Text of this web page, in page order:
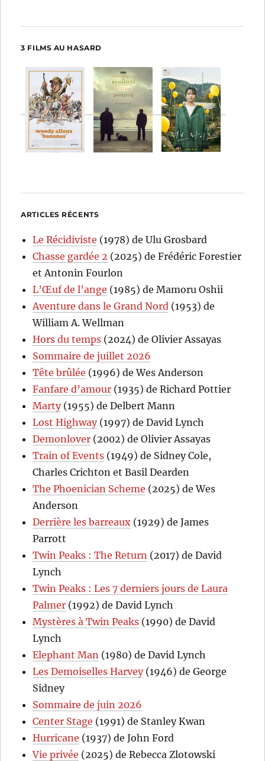
3 FILMS AU HASARD
ARTICLES RÉCENTS
Le Récidiviste (1978) de Ulu Grosbard
Chasse gardée 2 (2025) de Frédéric Forestier
et Antonin Fourlon
L’Œuf de l’ange (1985) de Mamoru Oshii
Aventure dans le Grand Nord (1953) de
William A. Wellman
Hors du temps (2024) de Olivier Assayas
Sommaire de juillet 2026
Tête brûlée (1996) de Wes Anderson
Fanfare d’amour (1935) de Richard Pottier
Marty(1955) de Delbert Mann
Lost Highway(1997) de David Lynch
Demonlover (2002) de Olivier Assayas
Train of Events (1949) de Sidney Cole,
Charles Crichton et Basil Dearden
The Phoenician Scheme (2025) de Wes
Anderson
Derrière les barreaux (1929) de James
Parrott
Twin Peaks : The Return (2017) de David
Lynch
Twin Peaks : Les 7 derniers jours de Laura
Palmer (1992) de David Lynch
Mystères à Twin Peaks (1990) de David
Lynch
Elephant Man (1980) de David Lynch
Les Demoiselles Harvey(1946) de George
Sidney
Sommaire de juin 2026
Center Stage (1991) de Stanley Kwan
Hurricane (1937) de John Ford
Vie privée (2025) de Rebecca Zlotowski